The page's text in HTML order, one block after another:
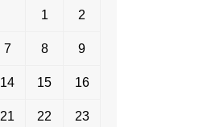
1 2
7 8 9
14 15 16
21 22 23